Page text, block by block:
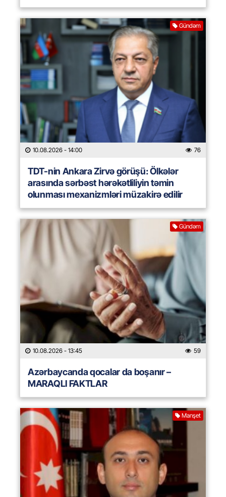
Gündəm
10.08.2026 - 14:00 76
TDT-nin Ankara Zirvə görüşü: Ölkələr
arasında sərbəst hərəkətliliyin təmin
olunması mexanizmləri müzakirə edilir
Gündəm
10.08.2026 - 13:45 59
Azərbaycanda qocalar da boşanır –
MARAQLI FAKTLAR
Manşet